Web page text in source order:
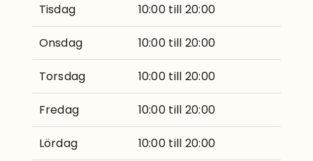
Tisdag 10:00 till 20:00
Onsdag 10:00 till 20:00
Torsdag 10:00 till 20:00
Fredag 10:00 till 20:00
Lördag 10:00 till 20:00